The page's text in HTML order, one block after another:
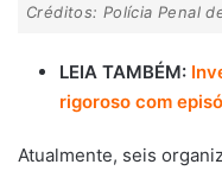
Créditos: Polícia Penal
LEIA TAMBÉM:
rigoroso com
Atualmente, seis